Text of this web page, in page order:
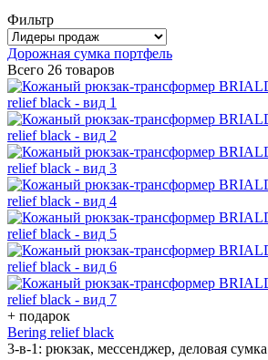
Фильтр
Дорожная сумка портфель
Всего 26 товаров
+ подарок
Bering relief black
3-в-1: рюкзак, мессенджер, деловая сумка